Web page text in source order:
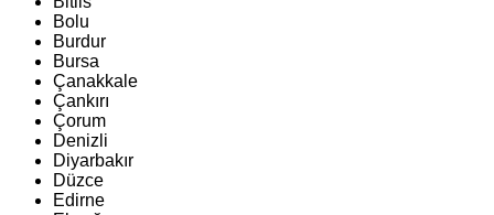
Bolu
Burdur
Bursa
Çanakkale
Çankırı
Çorum
Denizli
Diyarbakır
Düzce
Edirne